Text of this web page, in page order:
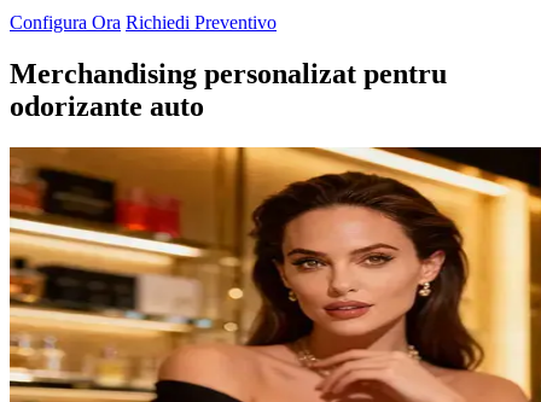
Configura Ora Richiedi Preventivo
Merchandising personalizat pentru
odorizante auto